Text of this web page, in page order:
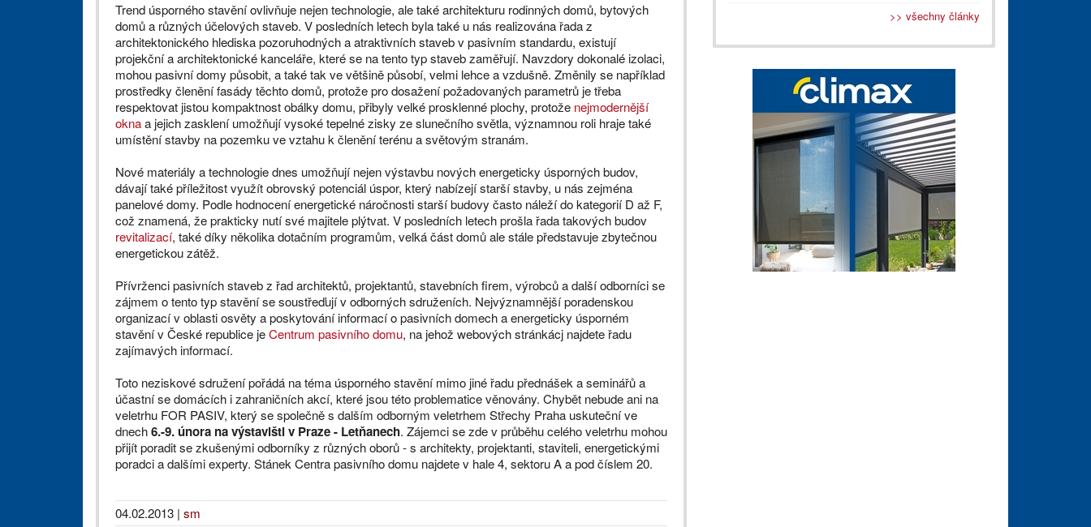
Trend úsporného stavění ovlivňuje nejen technologie, ale také architekturu rodinných domů, bytových
domů a různých účelových staveb. V posledních letech byla také u nás realizována řada z
architektonického hlediska pozoruhodných a atraktivních staveb v pasivním standardu, existují
projekční a architektonické kanceláře, které se na tento typ staveb zaměřují. Navzdory dokonalé izolaci,
mohou pasivní domy působit, a také tak ve většině působí, velmi lehce a vzdušně. Změnily se například
prostředky členění fasády těchto domů, protože pro dosažení požadovaných parametrů je třeba
respektovat jistou kompaktnost obálky domu, přibyly velké prosklenné plochy, protože nejmodernější
oknaa jejich zasklení umožňují vysoké tepelné zisky ze slunečního světla, významnou roli hraje také
umístění stavby na pozemku ve vztahu k členění terénu a světovým stranám.
Nové materiály a technologie dnes umožňují nejen výstavbu nových energeticky úsporných budov,
dávají také příležitost využít obrovský potenciál úspor, který nabízejí starší stavby, u nás zejména
panelové domy. Podle hodnocení energetické náročnosti starší budovy často náleží do kategorií D až F,
což znamená, že prakticky nutí své majitele plýtvat. V posledních letech prošla řada takových budov
revitalizací, také díky několika dotačním programům, velká část domů ale stále představuje zbytečnou
energetickou zátěž.
Přívrženci pasivních staveb z řad architektů, projektantů, stavebních firem, výrobců a další odborníci se
zájmem o tento typ stavění se soustřeďují v odborných sdruženích. Nejvýznamnější poradenskou
organizací v oblasti osvěty a poskytování informací o pasivních domech a energeticky úsporném
stavění v České republice jeCentrum pasivního domu, na jehož webových stránkácj najdete řadu
zajímavých informací.
Toto neziskové sdružení pořádá na téma úsporného stavění mimo jiné řadu přednášek a seminářů a
účastní se domácích i zahraničních akcí, které jsou této problematice věnovány. Chybět nebude ani na
veletrhu FOR PASIV, který se společně s dalším odborným veletrhem Střechy Praha uskuteční ve
dnech6.-9. února na výstavišti v Praze - Letňanech. Zájemci se zde v průběhu celého veletrhu mohou
přijít poradit se zkušenými odborníky z různých oborů - s architekty, projektanti, staviteli, energetickými
poradci a dalšími experty. Stánek Centra pasivního domu najdete v hale 4, sektoru A a pod číslem 20.
04.02.2013 | sm
>> všechny články